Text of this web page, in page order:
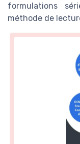
formulations
méthode de